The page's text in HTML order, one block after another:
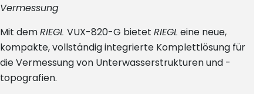
Vermessung
Mit demRIEGL VUX-820-G bietet RIEGL eine neue,
kompakte, vollständig integrierte Komplettlösung für
die Vermessung von Unterwasserstrukturen und -
topografien.